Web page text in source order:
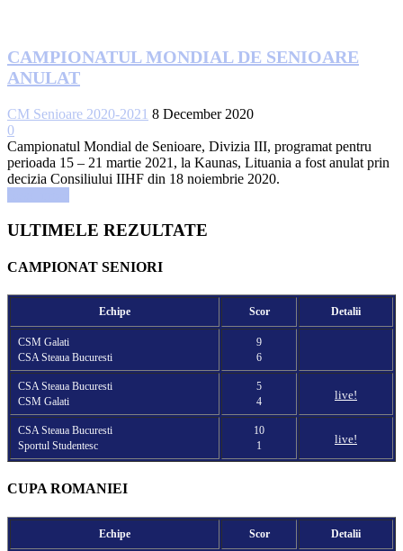
CAMPIONATUL MONDIAL DE SENIOARE
ANULAT
CM Senioare 2020-2021 8 December 2020
0
Campionatul Mondial de Senioare, Divizia III, programat pentru
perioada 15 – 21 martie 2021, la Kaunas, Lituania a fost anulat prin
decizia Consiliului IIHF din 18 noiembrie 2020.
ULTIMELE REZULTATE
CAMPIONAT SENIORI
Echipe Scor Detalii
CSM Galati
CSA Steaua Bucuresti
9
6
CSA Steaua Bucuresti
CSM Galati
5
4
live!
CSA Steaua Bucuresti
Sportul Studentesc
10
1
live!
CUPA ROMANIEI
Echipe Scor Detalii